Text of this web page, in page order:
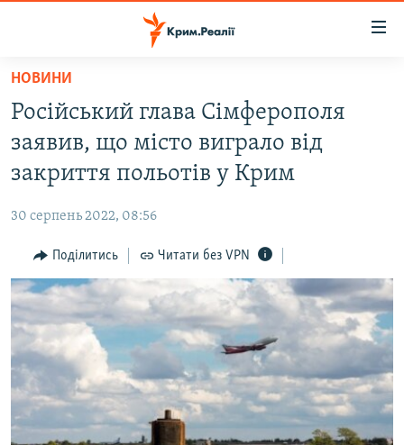
Перейти
основного
матеріалу
до
основної
навігації
Перейти
до
пошуку
БЛОГИ
ПОГЛЯД
ІНТЕРВ'Ю
ВСЕ ЗА ДЕНЬ
СПЕЦПРОЕКТИ
ДЕПОРТАЦІЯ
ВІДЕОУРОКИ «ELIFBE»
ЯК ОБІЙТИ БЛОКУВАННЯ
Русский
НОВИНИ
Російський глава Сімферополя
заявив, що місто виграло від
закриття польотів у Крим
30 серпень 2022, 08:56
Поділитись Читати без VPN